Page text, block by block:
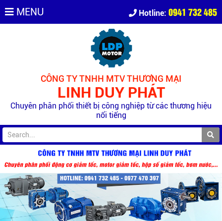
MENU Hotline: 0941 732 485
CÔNG TY TNHH MTV THƯƠNG MẠI
LINH DUY PHÁT
Chuyên phân phối thiết bị công nghiệp từ các thương hiệu
nổi tiếng